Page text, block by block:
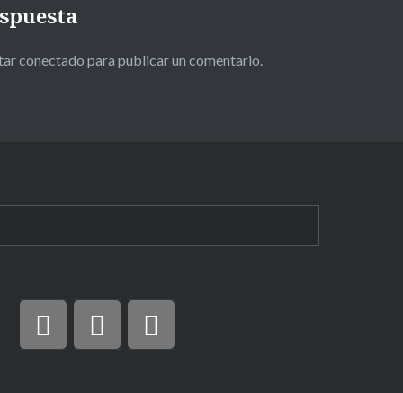
conectado para publicar un comentario.